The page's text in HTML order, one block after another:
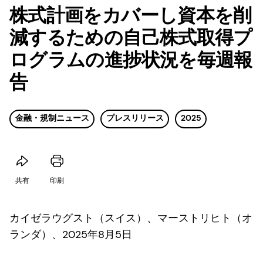
株式計画をカバーし資本を削
減するための自己株式取得プ
ログラムの進捗状況を毎週報
告
金融・規制ニュース プレスリリース 2025
共有 印刷
カイゼラウグスト（スイス）、マーストリヒト（オ
ランダ）、2025年8月5日